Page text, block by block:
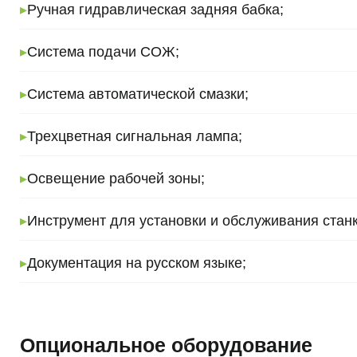
▸Ручная гидравлическая задняя бабка;
▸Система подачи СОЖ;
▸Система автоматической смазки;
▸Трехцветная сигнальная лампа;
▸Освещение рабочей зоны;
▸Инструмент для установки и обслуживания
▸Документация на русском языке;
Опциональное оборудование